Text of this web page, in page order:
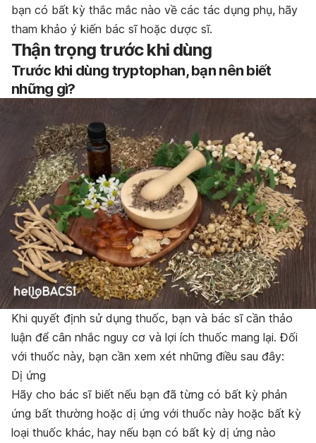
bạn có bất kỳ thắc mắc nào về các tác dụng phụ, hãy
tham khảo ý kiến bác sĩ hoặc dược sĩ.
Thận trọng trước khi dùng
Trước khi dùng tryptophan, bạn nên biết
những gì?
Khi quyết định sử dụng thuốc, bạn và bác sĩ cần thảo
luận để cân nhắc nguy cơ và lợi ích thuốc mang lại. Đối
với thuốc này, bạn cần xem xét những điều sau đây:
Dị ứng
Hãy cho bác sĩ biết nếu bạn đã từng có bất kỳ phản
ứng bất thường hoặc dị ứng với thuốc này hoặc bất kỳ
loại thuốc khác, hay nếu bạn có bất kỳ dị ứng nào